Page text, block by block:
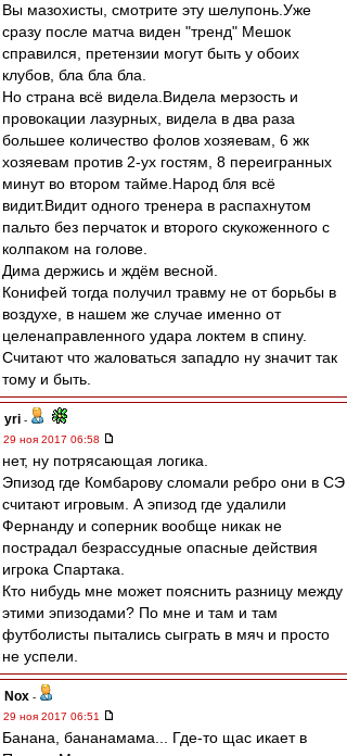
Вы мазохисты, смотрите эту шелупонь.Уже
сразу после матча виден "тренд" Мешок
справился, претензии могут быть у обоих
клубов, бла бла бла.
Но страна всё видела.Видела мерзость и
провокации лазурных, видела в два раза
большее количество фолов хозяевам, 6 жк
хозяевам против 2-ух гостям, 8 переигранных
минут во втором тайме.Народ бля всё
видит.Видит одного тренера в распахнутом
пальто без перчаток и второго скукоженного с
колпаком на голове.
Дима держись и ждём весной.
Конифей тогда получил травму не от борьбы в
воздухе, в нашем же случае именно от
целенаправленного удара локтем в спину.
Cчитают что жаловаться западло ну значит так
тому и быть.
yri -
29 ноя 2017 06:58
нет, ну потрясающая логика.
Эпизод где Комбарову сломали ребро они в СЭ
считают игровым. А эпизод где удалили
Фернанду и соперник вообще никак не
пострадал безрассудные опасные действия
игрока Спартака.
Кто нибудь мне может пояснить разницу между
этими эпизодами? По мне и там и там
футболисты пытались сыграть в мяч и просто
не успели.
Nox -
29 ноя 2017 06:51
Банана, бананамама... Где-то щас икает в